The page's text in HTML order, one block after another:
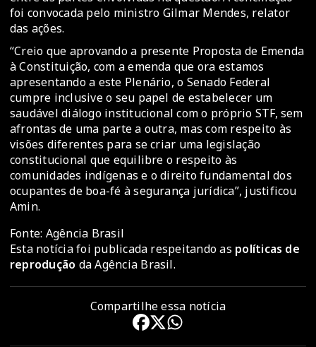
foi convocada pelo ministro Gilmar Mendes, relator
das ações.
“Creio que aprovando a presente Proposta de Emenda
à Constituição, com a emenda que ora estamos
apresentando a este Plenário, o Senado Federal
cumpre inclusive o seu papel de estabelecer um
saudável diálogo institucional com o próprio STF, sem
afrontas de uma parte a outra, mas com respeito às
visões diferentes para se criar uma legislação
constitucional que equilibre o respeito às
comunidades indígenas e o direito fundamental dos
ocupantes de boa-fé à segurança jurídica”, justificou
Amin.
Fonte: Agência Brasil
Esta notícia foi publicada respeitando as políticas de
reprodução da Agência Brasil.
Compartilhe essa notícia